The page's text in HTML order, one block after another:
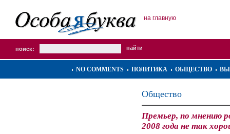
на главную
поиск:
NO COMMENTS ПОЛИТИКА ОБЩЕСТВО
Общество
Премьер, по мнению
2008 года не так